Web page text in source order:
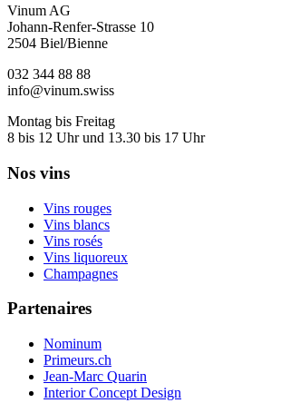
Vinum AG
Johann-Renfer-Strasse 10
2504 Biel/Bienne
032 344 88 88
info@vinum.swiss
Montag bis Freitag
8 bis 12 Uhr und 13.30 bis 17 Uhr
Nos vins
Vins rouges
Vins blancs
Vins rosés
Vins liquoreux
Champagnes
Partenaires
Nominum
Primeurs.ch
Jean-Marc Quarin
Interior Concept Design